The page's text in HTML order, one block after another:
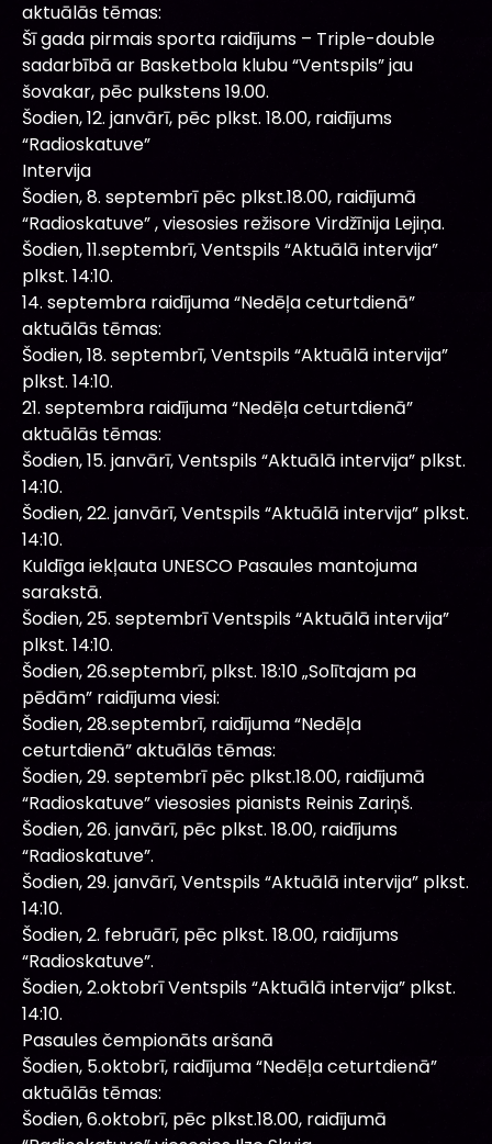
aktuālās tēmas:
Šī gada pirmais sporta raidījums – Triple-double
sadarbībā ar Basketbola klubu “Ventspils” jau
šovakar, pēc pulkstens 19.00.
Šodien, 12. janvārī, pēc plkst. 18.00, raidījums
“Radioskatuve”
Intervija
Šodien, 8. septembrī pēc plkst.18.00, raidījumā
“Radioskatuve” , viesosies režisore Virdžīnija Lejiņa.
Šodien, 11.septembrī, Ventspils “Aktuālā intervija”
plkst. 14:10.
14. septembra raidījuma “Nedēļa ceturtdienā”
aktuālās tēmas:
Šodien, 18. septembrī, Ventspils “Aktuālā intervija”
plkst. 14:10.
21. septembra raidījuma “Nedēļa ceturtdienā”
aktuālās tēmas:
Šodien, 15. janvārī, Ventspils “Aktuālā intervija” plkst.
14:10.
Šodien, 22. janvārī, Ventspils “Aktuālā intervija” plkst.
14:10.
Kuldīga iekļauta UNESCO Pasaules mantojuma
sarakstā.
Šodien, 25. septembrī Ventspils “Aktuālā intervija”
plkst. 14:10.
Šodien, 26.septembrī, plkst. 18:10 „Solītajam pa
pēdām” raidījuma viesi:
Šodien, 28.septembrī, raidījuma “Nedēļa
ceturtdienā” aktuālās tēmas:
Šodien, 29. septembrī pēc plkst.18.00, raidījumā
“Radioskatuve” viesosies pianists Reinis Zariņš.
Šodien, 26. janvārī, pēc plkst. 18.00, raidījums
“Radioskatuve”.
Šodien, 29. janvārī, Ventspils “Aktuālā intervija” plkst.
14:10.
Šodien, 2. februārī, pēc plkst. 18.00, raidījums
“Radioskatuve”.
Šodien, 2.oktobrī Ventspils “Aktuālā intervija” plkst.
14:10.
Pasaules čempionāts aršanā
Šodien, 5.oktobrī, raidījuma “Nedēļa ceturtdienā”
aktuālās tēmas:
Šodien, 6.oktobrī, pēc plkst.18.00, raidījumā